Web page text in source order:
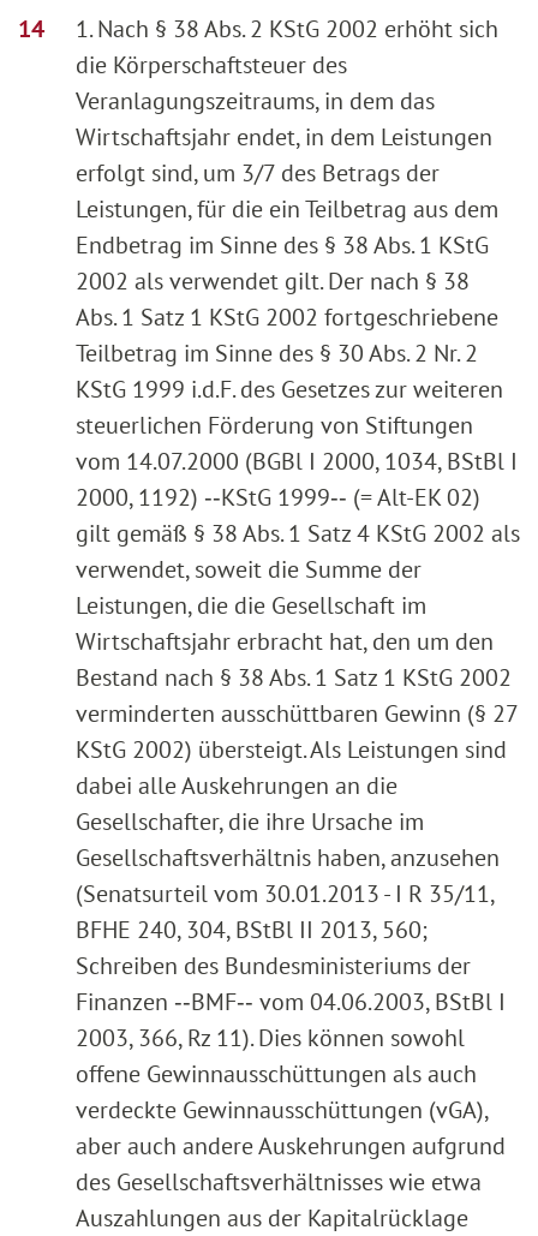
1. Nach § 38 Abs. 2 KStG 2002 erhöht sich
die Körperschaftsteuer des
Veranlagungszeitraums, in dem das
Wirtschaftsjahr endet, in dem Leistungen
erfolgt sind, um 3/7 des Betrags der
Leistungen, für die ein Teilbetrag aus dem
Endbetrag im Sinne des § 38 Abs. 1 KStG
2002 als verwendet gilt. Der nach § 38
Abs. 1 Satz 1 KStG 2002 fortgeschriebene
Teilbetrag im Sinne des § 30 Abs. 2 Nr. 2
KStG 1999 i.d.F. des Gesetzes zur weiteren
steuerlichen Förderung von Stiftungen
vom 14.07.2000 (BGBl I 2000, 1034, BStBl I
2000, 1192) ‑‑KStG 1999‑‑ (= Alt-EK 02)
gilt gemäß § 38 Abs. 1 Satz 4 KStG 2002 als
verwendet, soweit die Summe der
Leistungen, die die Gesellschaft im
Wirtschaftsjahr erbracht hat, den um den
Bestand nach § 38 Abs. 1 Satz 1 KStG 2002
verminderten ausschüttbaren Gewinn (§ 27
KStG 2002) übersteigt. Als Leistungen sind
dabei alle Auskehrungen an die
Gesellschafter, die ihre Ursache im
Gesellschaftsverhältnis haben, anzusehen
(Senatsurteil vom 30.01.2013 - I R 35/11,
BFHE 240, 304, BStBl II 2013, 560;
Schreiben des Bundesministeriums der
Finanzen ‑‑BMF‑‑ vom 04.06.2003, BStBl I
2003, 366, Rz 11). Dies können sowohl
offene Gewinnausschüttungen als auch
verdeckte Gewinnausschüttungen (vGA),
aber auch andere Auskehrungen aufgrund
des Gesellschaftsverhältnisses wie etwa
Auszahlungen aus der Kapitalrücklage